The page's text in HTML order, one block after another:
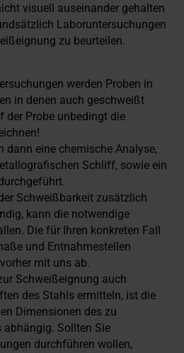
visuell auseinander gehalten
Laboruntersuchungen
zu beurteilen.
werden Proben in
in denen auch geschweißt
der Probe unbedingt die
dann eine chemische Analyse,
Schliff, sowie ein
Schweißbarkeit zusätzlich
kann die notwendige
Die für Ihren konkreten Fall
und Entnahmestellen
mit uns ab.
Schweißeignung auch
des Stahls ermitteln, ist die
Dimensionen des zu
abhängig. Sollten Sie
durchführen wollen,